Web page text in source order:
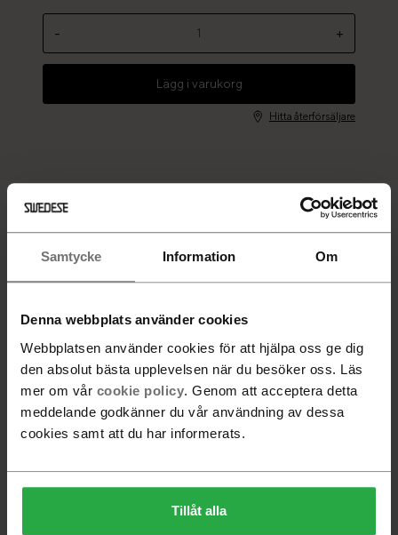
Samtycke Information Om
Denna webbplats använder cookies
Webbplatsen använder cookies för att hjälpa oss ge dig
den absolut bästa upplevelsen när du besöker oss. Läs
mer om vår cookie policy. Genom att acceptera detta
meddelande godkänner du vår användning av dessa
cookies samt att du har informerats.
Tillåt alla
- +
Lägg i varukorg
Hitta återförsäljare
Välj att renovera din fåtölj i stället för att köpa ny. Ett val
och minskad miljöpåverkan. Du blir en del av lösningen,
Så här fungerar det:
Fyll i vårt kontaktformulär. Vi återkommer med en
inbjudan till en digital besiktning via videosamtal, där vi
tillsammans går igenom din Laminos skick och behov.